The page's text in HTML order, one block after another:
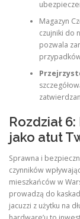
Magazyn
czujniki do
pozwala
Rozdział
jako atut
Sprawna i
czynników
mieszkańców w
prowadzą do
jacuzzi z użytku na